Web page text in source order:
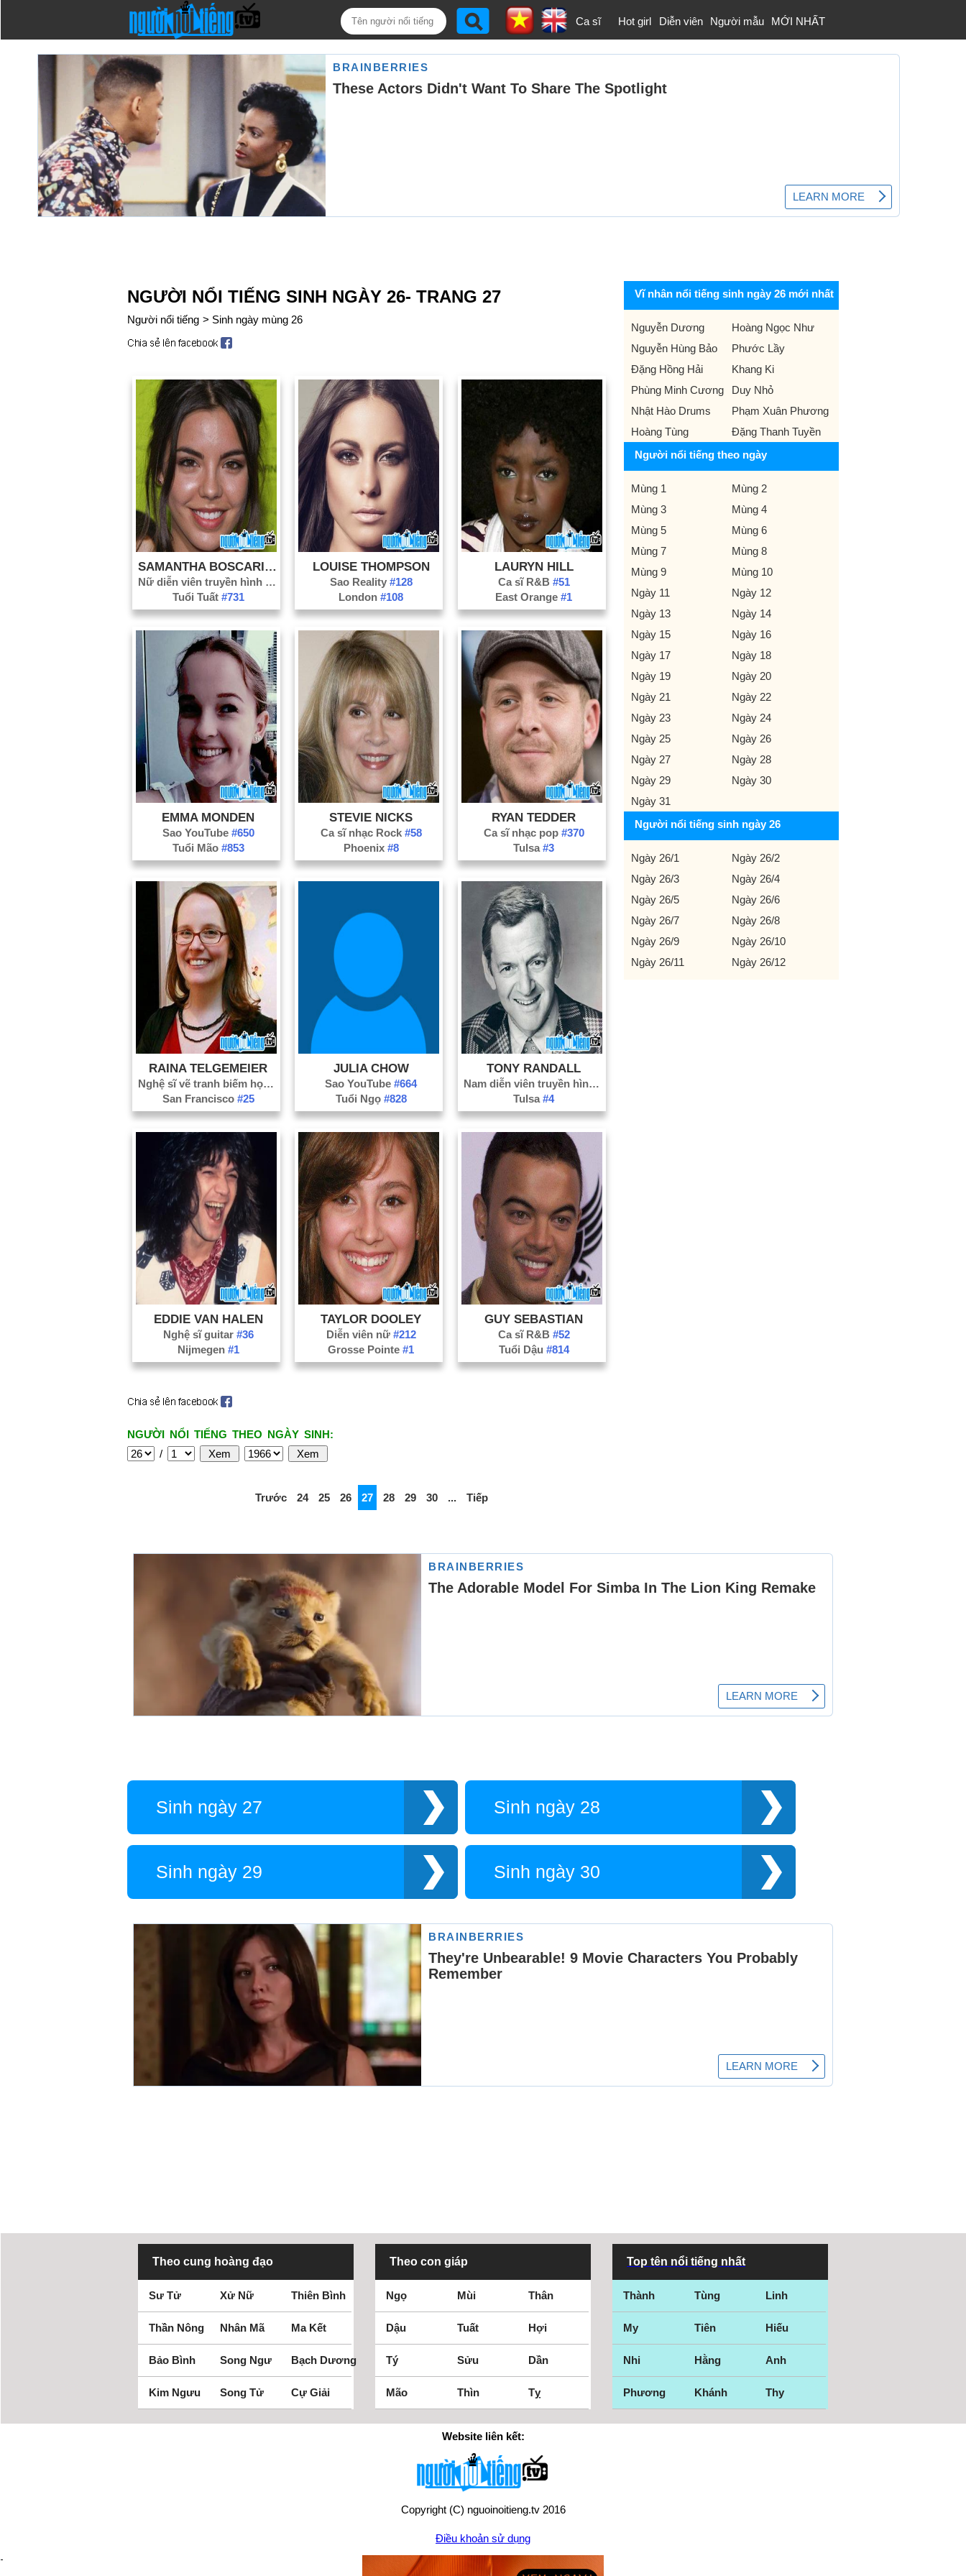
Ca sĩ Hot girl Diễn viên Người mẫu MỚI NHẤT
NGƯỜI NỔI TIẾNG SINH NGÀY 26- TRANG 27
Người nổi tiếng > Sinh ngày mùng 26
Nữ diễn viên truyền hình
#309
Tuổi Tuất #731
LOUISE THOMPSON
Sao Reality #128
London#108
LAURYN HILL
Ca sĩ R&B #51
East Orange#1
EMMA MONDEN
Sao YouTube #650
Tuổi Mão #853
STEVIE NICKS
Ca sĩ nhạc Rock #58
Phoenix #8
RYAN TEDDER
Ca sĩ nhạc pop #370
Tulsa#3
RAINA TELGEMEIER
Nghệ sĩ vẽ tranh biếm họa#1
San Francisco #25
JULIA CHOW
Sao YouTube#664
Tuổi Ngọ #828
TONY RANDALL
Nam diễn viên truyền hình#288
Tulsa#4
EDDIE VAN HALEN
Nghệ sĩ guitar #36
Nijmegen #1
TAYLOR DOOLEY
Diễn viên nữ #212
Grosse Pointe#1
GUY SEBASTIAN
Ca sĩ R&B #52
Tuổi Dậu #814
NGƯỜI NỔI TIẾNG THEO NGÀY SINH:
/
Trước 24 25 26 27 28 29 30 ... Tiếp
Vĩ nhân nổi tiếng sinh ngày 26 mới nhất
Nguyễn Dương
Hoàng Ngọc Như
Nguyễn Hùng Bảo
Phước Lầy
Đặng Hồng Hải
Khang Ki
Phùng Minh Cương
Duy Nhỏ
Nhật Hào Drums
Phạm Xuân Phương
Hoàng Tùng
Đặng Thanh Tuyền
Người nổi tiếng theo ngày
Mùng 1
Mùng 2
Mùng 3
Mùng 4
Mùng 5
Mùng 6
Mùng 7
Mùng 8
Mùng 9
Mùng 10
Ngày 11
Ngày 12
Ngày 13
Ngày 14
Ngày 15
Ngày 16
Ngày 17
Ngày 18
Ngày 19
Ngày 20
Ngày 21
Ngày 22
Ngày 23
Ngày 24
Ngày 25
Ngày 26
Ngày 27
Ngày 28
Ngày 29
Ngày 30
Ngày 31
Người nổi tiếng sinh ngày 26
Ngày 26/1
Ngày 26/2
Ngày 26/3
Ngày 26/4
Ngày 26/5
Ngày 26/6
Ngày 26/7
Ngày 26/8
Ngày 26/9
Ngày 26/10
Ngày 26/11
Ngày 26/12
Sinh ngày 27 Sinh ngày 28
Sinh ngày 29 Sinh ngày 30
Theo cung hoàng đạo
Sư Tử Xử Nữ Thiên Bình
Thần Nông Nhân Mã Ma Kết
Bảo Bình Song Ngư Bạch Dương
Kim Ngưu Song Tử Cự Giải
Theo con giáp
Ngọ Mùi Thân
Dậu Tuất Hợi
Tý Sửu Dần
Mão Thìn Tỵ
Top tên nổi tiếng nhất
Thành Tùng Linh
My Tiên Hiếu
Nhi Hằng Anh
Phương Khánh Thy
Website liên kết:
Copyright (C) nguoinoitieng.tv 2016
Điều khoản sử dụng